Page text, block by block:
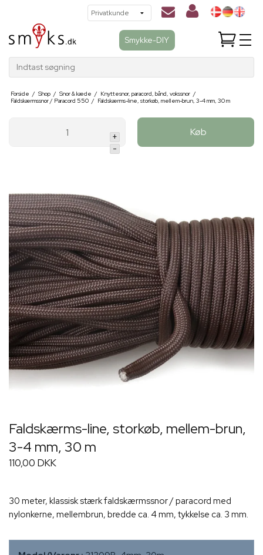
Smykke-DIY
Indtast søgning
Forside / Shop / Snor & kæde / Knyttesnor, paracord, bånd, vokssnor /
Faldskærmssnor / Paracord 550 / Faldskærms-line, storkøb, mellem-brun, 3-4 mm, 30 m
+
-
Køb
Faldskærms-line, storkøb, mellem-brun,
3-4 mm, 30 m
110,00 DKK
30 meter, klassisk stærk faldskærmssnor / paracord med
nylonkerne, mellembrun, bredde ca. 4 mm, tykkelse ca. 3 mm.